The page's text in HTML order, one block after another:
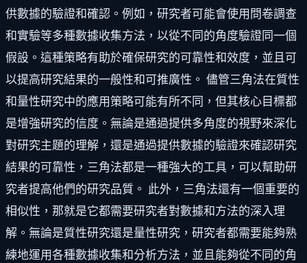
供數據的驗證和確認。例如，研究者可能會使用問卷調查
和實驗等多種數據收集方法，以從不同的角度驗證同一個
假設。這種策略有助於確保研究的可靠性和效度，並且可
以提高研究結果的一般性和可推廣性。 儘管三角法在質性
和量性研究中的應用策略可能有所不同，但其核心目標都
是增強研究的信度。無論是通過提供多角度的視野來深化
對研究主題的理解，還是通過提供數據的驗證來確認研究
結果的可靠性，三角法都是一種強大的工具，可以幫助研
究者提高他們的研究品質。 此外，三角法還有一個重要的
相似性，那就是它都需要研究者對數據和方法的深入理
解。無論是質性研究還是量性研究，研究者都需要能夠熟
練地運用各種數據收集和分析方法，並且能夠從不同的角